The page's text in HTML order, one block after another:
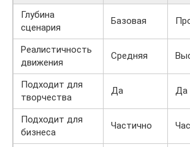
Глубина
сценария
Базовая
Реалистичность
движения
Средняя
Подходит для
творчества
Да Да
Подходит для
бизнеса
Частично